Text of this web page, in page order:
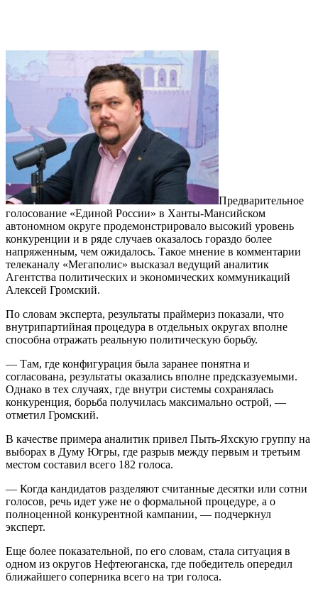
Предварительное
голосование «Единой России» в Ханты-Мансийском
автономном округе продемонстрировало высокий уровень
конкуренции и в ряде случаев оказалось гораздо более
напряженным, чем ожидалось. Такое мнение в комментарии
телеканалу «Мегаполис» высказал ведущий аналитик
Агентства политических и экономических коммуникаций
Алексей Громский.
По словам эксперта, результаты праймериз показали, что
внутрипартийная процедура в отдельных округах вполне
способна отражать реальную политическую борьбу.
— Там, где конфигурация была заранее понятна и
согласована, результаты оказались вполне предсказуемыми.
Однако в тех случаях, где внутри системы сохранялась
конкуренция, борьба получилась максимально острой, —
отметил Громский.
В качестве примера аналитик привел Пыть-Яхскую группу на
выборах в Думу Югры, где разрыв между первым и третьим
местом составил всего 182 голоса.
— Когда кандидатов разделяют считанные десятки или сотни
голосов, речь идет уже не о формальной процедуре, а о
полноценной конкурентной кампании, — подчеркнул
эксперт.
Еще более показательной, по его словам, стала ситуация в
одном из округов Нефтеюганска, где победитель опередил
ближайшего соперника всего на три голоса.